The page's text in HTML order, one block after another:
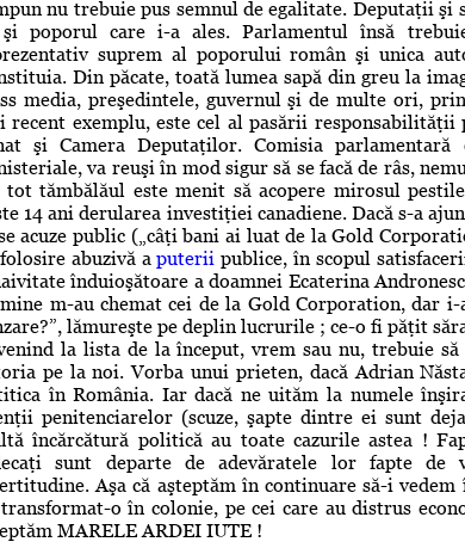
nu trebuie pus semnul de egalitate. Deputaţii
poporul care i-a ales. Parlamentul însă
suprem al poporului român şi unica
Din păcate, toată lumea sapă din greu la
media, preşedintele, guvernul şi de multe ori,
recent exemplu, este cel al pasării
şi Camera Deputaţilor. Comisia
va reuşi în mod sigur să se facă de râs,
tot tămbălăul este menit să acopere mirosul
14 ani derularea investiţiei canadiene. Dacă s-a
acuze public („câţi bani ai luat de la Gold
abuzivă aputerii publice, în scopul
înduioşătoare a doamnei Ecaterina
m-au chemat cei de la Gold Corporation, dar
lămureşte pe deplin lucrurile ; ce-o fi păţit
la lista de la început, vrem sau nu, trebuie
pe la noi. Vorba unui prieten, dacă Adrian
în România. Iar dacă ne uităm la numele
penitenciarelor (scuze, şapte dintre ei sunt
încărcătură politică au toate cazurile astea !
sunt departe de adevăratele lor fapte de
Aşa că aşteptăm în continuare să-i
o în colonie, pe cei care au distrus
MARELE ARDEI IUTE !